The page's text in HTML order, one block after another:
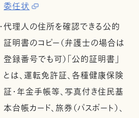
委任状
・代理人の住所を確認できる公的
証明書のコピー（弁護士の場合は
登録番号でも可）「公的証明書」
とは、運転免許証、各種健康保険
証・年金手帳等、写真付き住民基
本台帳カード、旅券（パスポート）、